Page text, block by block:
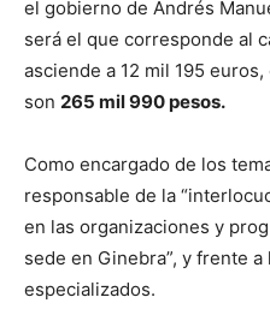
el gobierno de Andrés
será el que corresponde al
asciende a 12 mil 195
son 265 mil 990 pesos.
Como encargado de los
responsable de la
en las organizaciones y
sede en Ginebra”, y frente
especializados.